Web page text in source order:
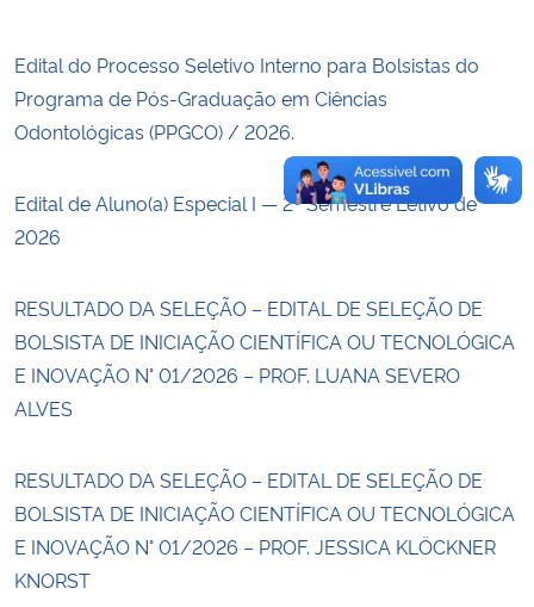
Edital do Processo Seletivo Interno para Bolsistas do
Programa de Pós-Graduação em Ciências
Odontológicas (PPGCO) / 2026.
Edital de Aluno(a) Especial I — 2º Semestre Letivo de
2026
RESULTADO DA SELEÇÃO – EDITAL DE SELEÇÃO DE
BOLSISTA DE INICIAÇÃO CIENTÍFICA OU TECNOLÓGICA
E INOVAÇÃO N° 01/2026 – PROF. LUANA SEVERO
ALVES
RESULTADO DA SELEÇÃO – EDITAL DE SELEÇÃO DE
BOLSISTA DE INICIAÇÃO CIENTÍFICA OU TECNOLÓGICA
E INOVAÇÃO N° 01/2026 – PROF. JESSICA KLÖCKNER
KNORST